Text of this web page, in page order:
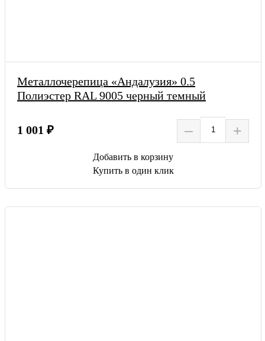
Металлочерепица «Андалузия» 0.5
Полиэстер RAL 9005 черный темный
1 001 ₽ – +
Добавить в корзину
Купить в один клик